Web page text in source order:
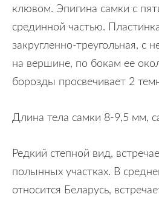
клювом. Эпигина самки с
срединной частью.
закругленно-треугольная, с
на вершине, по бокам ее
борозды просвечивает 2
Длина тела самки 8-9,5 мм,
Редкий степной вид,
полынных участках. В
относится Беларусь,